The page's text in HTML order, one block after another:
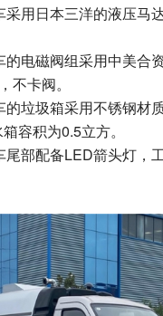
用日本三洋的液压马
的电磁阀组采用中美合
不卡阀。
垃圾箱采用不锈钢材
容积为0.5立方。
尾部配备LED箭头灯，